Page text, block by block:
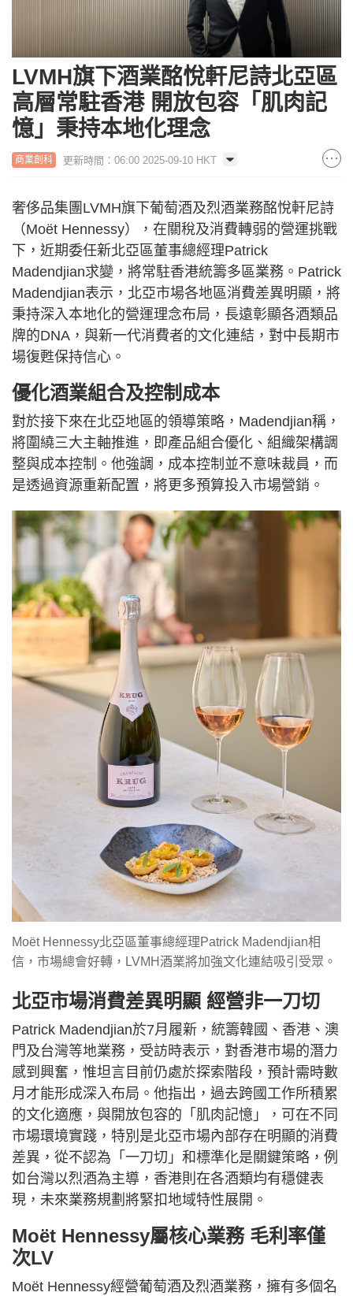
LVMH旗下酒業酩悅軒尼詩北亞區
高層常駐香港 開放包容「肌肉記
憶」秉持本地化理念
商業創科 更新時間：06:00 2025-09-10 HKT
奢侈品集團LVMH旗下葡萄酒及烈酒業務酩悅軒尼詩
（Moët Hennessy），在關稅及消費轉弱的營運挑戰
下，近期委任新北亞區董事總經理Patrick
Madendjian求變，將常駐香港統籌多區業務。Patrick
Madendjian表示，北亞市場各地區消費差異明顯，將
秉持深入本地化的營運理念布局，長遠彰顯各酒類品
牌的DNA，與新一代消費者的文化連結，對中長期市
場復甦保持信心。
優化酒業組合及控制成本
對於接下來在北亞地區的領導策略，Madendjian稱，
將圍繞三大主軸推進，即產品組合優化、組織架構調
整與成本控制。他強調，成本控制並不意味裁員，而
是透過資源重新配置，將更多預算投入市場營銷。
Moët Hennessy北亞區董事總經理Patrick Madendjian相
信，市場總會好轉，LVMH酒業將加強文化連結吸引受眾。
北亞市場消費差異明顯 經營非一刀切
Patrick Madendjian於7月履新，統籌韓國、香港、澳
門及台灣等地業務，受訪時表示，對香港市場的潛力
感到興奮，惟坦言目前仍處於探索階段，預計需時數
月才能形成深入布局。他指出，過去跨國工作所積累
的文化適應，與開放包容的「肌肉記憶」，可在不同
市場環境實踐，特別是北亞市場內部存在明顯的消費
差異，從不認為「一刀切」和標準化是關鍵策略，例
如台灣以烈酒為主導，香港則在各酒類均有穩健表
現，未來業務規劃將緊扣地域特性展開。
Moët Hennessy屬核心業務 毛利率僅
次LV
Moët Hennessy經營葡萄酒及烈酒業務，擁有多個名